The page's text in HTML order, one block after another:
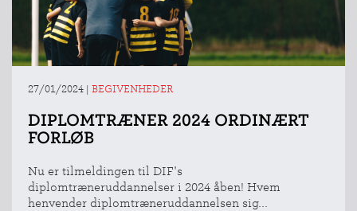
27/01/2024 | BEGIVENHEDER
DIPLOMTRÆNER 2024 ORDINÆRT
FORLØB
Nu er tilmeldingen til DIF's
diplomtræneruddannelser i 2024 åben! Hvem
henvender diplomtræneruddannelsen sig...